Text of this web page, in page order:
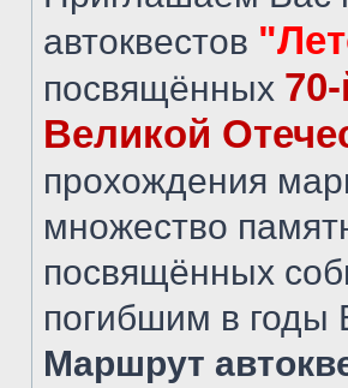
автоквестов
посвящённых
Великой
прохождения
множество
посвящённых
погибшим в годы
Маршрут